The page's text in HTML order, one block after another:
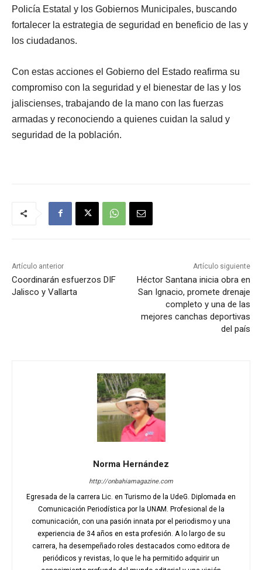
Policía Estatal y los Gobiernos Municipales, buscando
fortalecer la estrategia de seguridad en beneficio de las y
los ciudadanos.
Con estas acciones el Gobierno del Estado reafirma su
compromiso con la seguridad y el bienestar de las y los
jaliscienses, trabajando de la mano con las fuerzas
armadas y reconociendo a quienes cuidan la salud y
seguridad de la población.
Artículo anterior
Coordinarán esfuerzos DIF
Jalisco y Vallarta
Artículo siguiente
Héctor Santana inicia obra en
San Ignacio, promete drenaje
completo y una de las
mejores canchas deportivas
del país
Norma Hernández
http://onbahiamagazine.com
Egresada de la carrera Lic. en Turismo de la UdeG. Diplomada en
Comunicación Periodística por la UNAM. Profesional de la
comunicación, con una pasión innata por el periodismo y una
experiencia de 34 años en esta profesión. A lo largo de su
carrera, ha desempeñado roles destacados como editora de
periódicos y revistas, lo que le ha permitido adquirir un